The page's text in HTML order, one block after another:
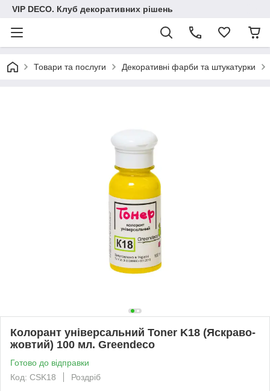
VIP DECO. Клуб декоративних рішень
Товари та послуги Декоративні фарби та штукатурки
Колорант універсальний Toner K18 (Яскраво-
жовтий) 100 мл. Greendeco
Готово до відправки
Код: CSK18
Роздріб